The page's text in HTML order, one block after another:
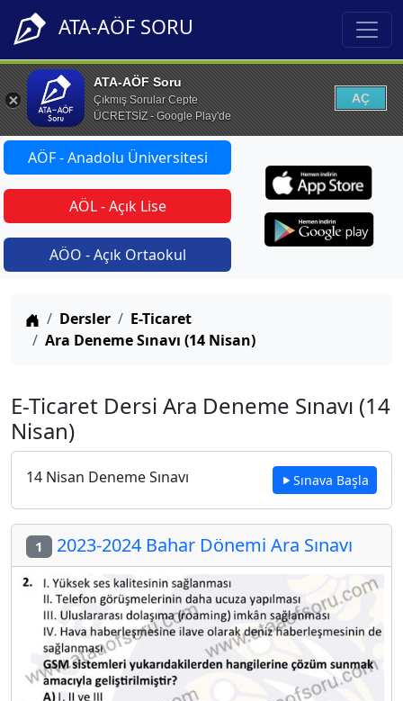
ATA-AÖF SORU
ATA-AÖF Soru
Çıkmış Sorular Cepte
ÜCRETSİZ - Google Play'de
AÇ
AÖF - Anadolu Üniversitesi
AÖL - Açık Lise
AÖO - Açık Ortaokul
Anasayfa
Dersler
E-Ticaret
Ara Deneme Sınavı (14 Nisan)
E-Ticaret Dersi Ara Deneme Sınavı (14
Nisan)
14 Nisan Deneme Sınavı Sınava Başla
1 2023-2024 Bahar Dönemi Ara Sınavı